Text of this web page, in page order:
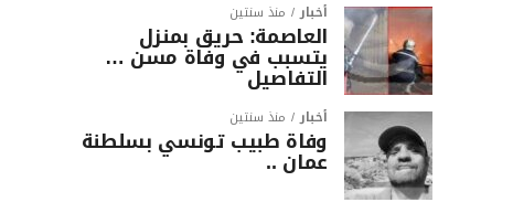
أخبار منذ سنتين
العاصمة: حريق بمنزل
يتسبب في وفاة مسن …
التفاصيل
أخبار منذ سنتين
وفاة طبيب تونسي بسلطنة
عمان ..